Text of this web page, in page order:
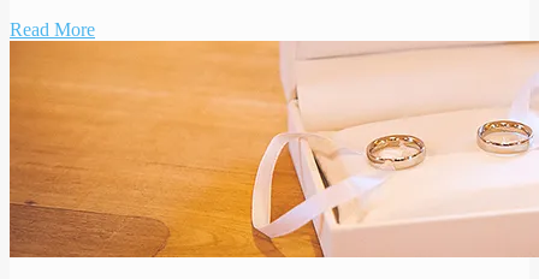
Read More